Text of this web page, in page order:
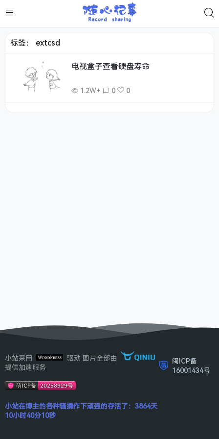
标签： extcsd
电视盒子查看硬盘寿命
1.2W+ 0 0
小站采用
驱动 图片全部由
提供加速服务
小站在博主的各种骚操作下顽强的存活了：3864天
10小时40分10秒
闽ICP备
16001434号